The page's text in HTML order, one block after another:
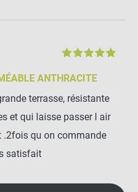
ANTHRACITE
terrasse, résistante
et qui laisse passer l air
.2fois qu on commande
satisfait